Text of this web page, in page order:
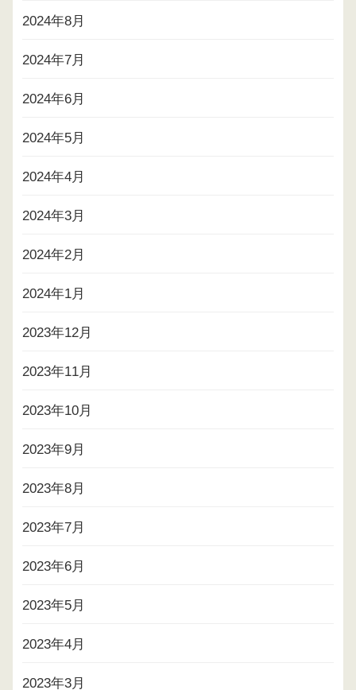
2024年8月
2024年7月
2024年6月
2024年5月
2024年4月
2024年3月
2024年2月
2024年1月
2023年12月
2023年11月
2023年10月
2023年9月
2023年8月
2023年7月
2023年6月
2023年5月
2023年4月
2023年3月